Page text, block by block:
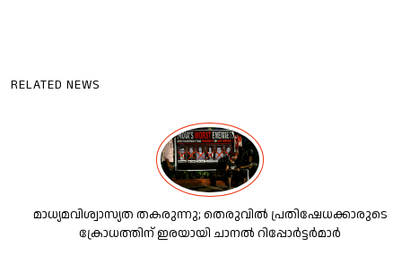
RELATED NEWS
മാധ്യമവിശ്വാസ്യത തകരുന്നു; തെരുവില്‍ പ്രതിഷേധക്കാരുടെ
ക്രോധത്തിന് ഇരയായി ചാനല്‍ റിപ്പോര്‍ട്ടര്‍മാര്‍